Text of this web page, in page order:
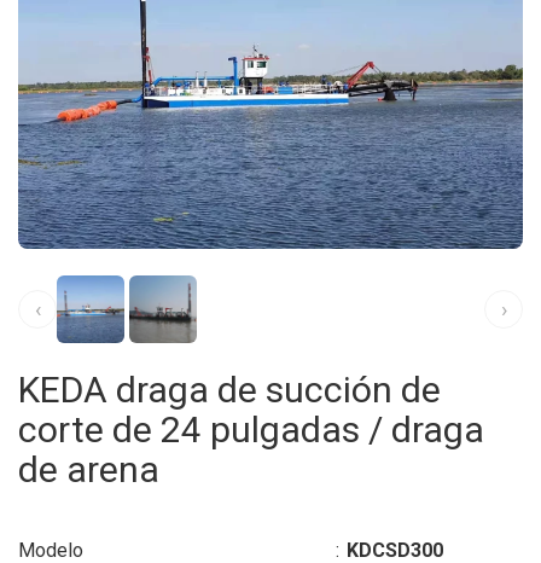
‹ ›
KEDA draga de succión de
corte de 24 pulgadas / draga
de arena
Modelo : KDCSD300